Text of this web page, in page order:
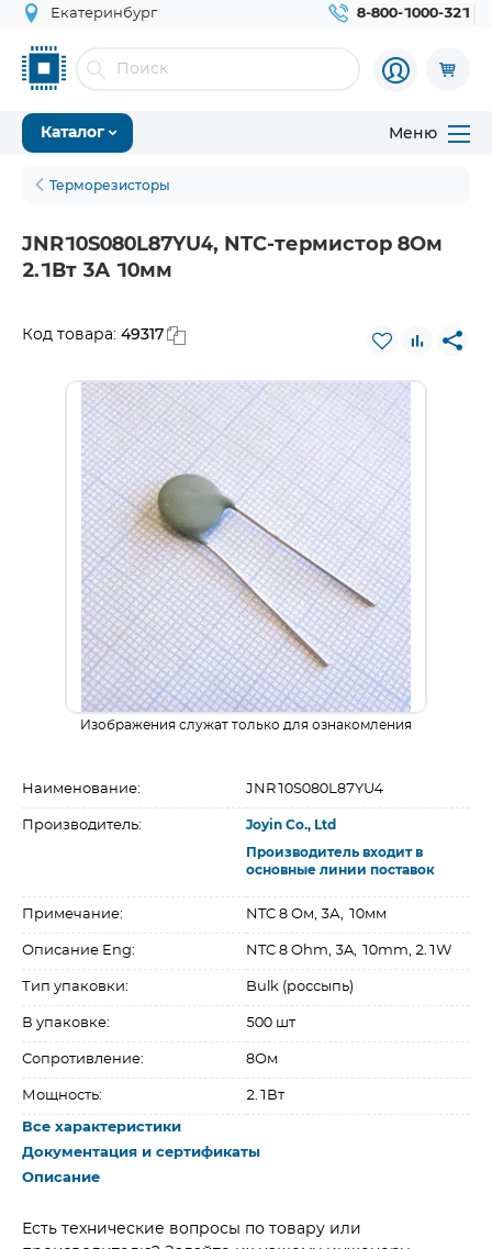
Екатеринбург 8-800-1000-321
Каталог Меню
Терморезисторы
JNR10S080L87YU4, NTC-термистор 8Ом
2.1Вт 3А 10мм
Код товара: 49317
Изображения служат только для ознакомления
Наименование: JNR10S080L87YU4
Производитель: Joyin Co., Ltd
Производитель входит в
основные линии поставок
Примечание: NTC 8 Ом, 3А, 10мм
Описание Eng: NTC 8 Ohm, 3A, 10mm, 2.1W
Тип упаковки: Bulk (россыпь)
В упаковке: 500 шт
Сопротивление: 8Ом
Мощность: 2.1Вт
Все характеристики
Документация и сертификаты
Описание
Есть технические вопросы по товару или